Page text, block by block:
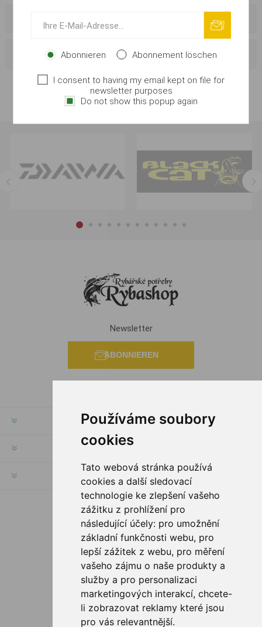
Používáme soubory
cookies
Tato webová stránka používá
cookies a další sledovací
technologie ke zlepšení vašeho
zážitku z prohlížení pro
následující účely: pro umožnění
základní funkčnosti webu, pro
lepší zážitek z webu, pro měření
vašeho zájmu o naše produkty a
služby a pro personalizaci
marketingových interakcí, chcete-
li zobrazovat reklamy které jsou
pro vás relevantnější.
Beliebte Begriffe
Newsletter
ABONNIEREN
RECHTE & FRISTEN
KUNDENSERVICE
HILFE & SERVICE
FOLGE UNS
ZAHLUNGSMÖGLICHKEITEN
Abonnieren Abonnement löschen
I consent to having my email kept on file for
newsletter purposes
Do not show this popup again